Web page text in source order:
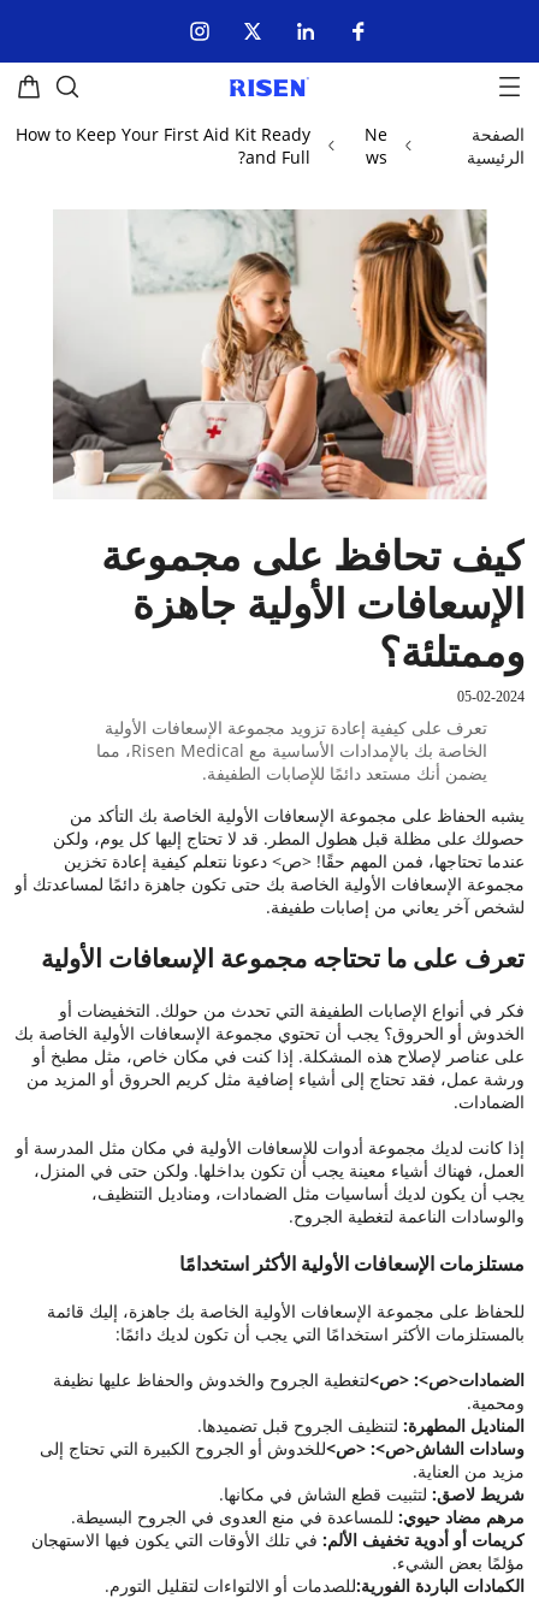
الصفحة
الرئيسية
Ne
ws
How to Keep Your First Aid Kit Ready
and Full?
كيف تحافظ على مجموعة
الإسعافات الأولية جاهزة
وممتلئة؟
05-02-2024
تعرف على كيفية إعادة تزويد مجموعة الإسعافات الأولية
الخاصة بك بالإمدادات الأساسية مع Risen Medical، مما
يضمن أنك مستعد دائمًا للإصابات الطفيفة.
يشبه الحفاظ على مجموعة الإسعافات الأولية الخاصة بك التأكد من
حصولك على مظلة قبل هطول المطر. قد لا تحتاج إليها كل يوم، ولكن
عندما تحتاجها، فمن المهم حقًا! <ص> دعونا نتعلم كيفية إعادة تخزين
مجموعة الإسعافات الأولية الخاصة بك حتى تكون جاهزة دائمًا لمساعدتك أو
لشخص آخر يعاني من إصابات طفيفة.
تعرف على ما تحتاجه مجموعة الإسعافات الأولية
فكر في أنواع الإصابات الطفيفة التي تحدث من حولك. التخفيضات أو
الخدوش أو الحروق؟ يجب أن تحتوي مجموعة الإسعافات الأولية الخاصة بك
على عناصر لإصلاح هذه المشكلة. إذا كنت في مكان خاص، مثل مطبخ أو
ورشة عمل، فقد تحتاج إلى أشياء إضافية مثل كريم الحروق أو المزيد من
الضمادات.
إذا كانت لديك مجموعة أدوات للإسعافات الأولية في مكان مثل المدرسة أو
العمل، فهناك أشياء معينة يجب أن تكون بداخلها. ولكن حتى في المنزل،
يجب أن يكون لديك أساسيات مثل الضمادات، ومناديل التنظيف،
والوسادات الناعمة لتغطية الجروح.
مستلزمات الإسعافات الأولية الأكثر استخدامًا
للحفاظ على مجموعة الإسعافات الأولية الخاصة بك جاهزة، إليك قائمة
بالمستلزمات الأكثر استخدامًا التي يجب أن تكون لديك دائمًا:
الضمادات<ص>: <ص>لتغطية الجروح والخدوش والحفاظ عليها نظيفة
ومحمية.
المناديل المطهرة: لتنظيف الجروح قبل تضميدها.
وسادات الشاش<ص>: <ص>للخدوش أو الجروح الكبيرة التي تحتاج إلى
مزيد من العناية.
شريط لاصق: لتثبيت قطع الشاش في مكانها.
مرهم مضاد حيوي: للمساعدة في منع العدوى في الجروح البسيطة.
كريمات أو أدوية تخفيف الألم: في تلك الأوقات التي يكون فيها الاستهجان
مؤلمًا بعض الشيء.
الكمادات الباردة الفورية:للصدمات أو الالتواءات لتقليل التورم.